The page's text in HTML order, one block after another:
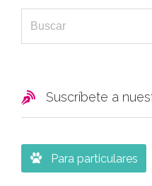
 Suscríbete a
 Para particulares